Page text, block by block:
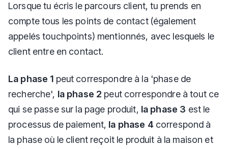
Lorsque tu écris le parcours client, tu prends en
compte tous les points de contact (également
appelés touchpoints) mentionnés, avec lesquels le
client entre en contact.
La phase 1 peut correspondre à la 'phase de
recherche', la phase 2 peut correspondre à tout ce
qui se passe sur la page produit, la phase 3 est le
processus de paiement, la phase 4 correspond à
la phase où le client reçoit le produit à la maison et